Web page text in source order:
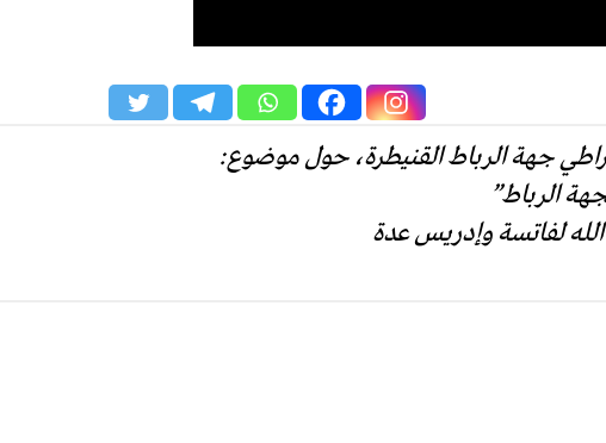
جهة الرباط القنيطرة، حول موضوع:
الرباط”
لفاتسة وإدريس عدة